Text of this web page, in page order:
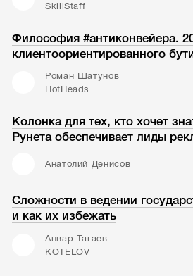
SkillStaff
Философия #антиконвейера.
клиентоориентированного
Роман Шатунов
HotHeads
Колонка для тех, кто хочет
Рунета обеспечивает лиды
Анатолий Денисов
Сложности в ведении
и как их избежать
Анвар Тагаев
KOTELOV